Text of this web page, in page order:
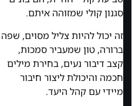
סגנון קולי שמזוהה איתם.
זה יכול להיות צליל מסוים, שפה
ברורה, טון שמעביר סמכות,
קצב דיבור נעים, בחירת מילים
חכמה והיכולת ליצור חיבור
מיידי עם קהל היעד.